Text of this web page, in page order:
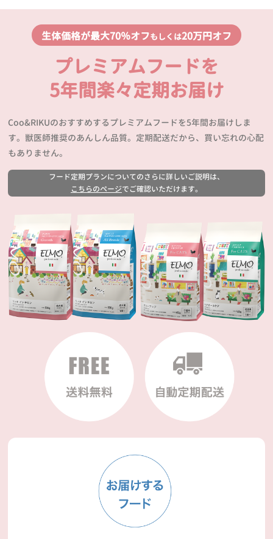
生体価格が最大70％オフもしくは20万円オフ
プレミアムフードを
5年間楽々定期お届け
Coo&RIKUのおすすめするプレミアムフードを5年間お届けしま
す。獣医師推奨のあんしん品質。定期配送だから、買い忘れの心配
もありません。
フード定期プランについてのさらに詳しいご説明は、
こちらのページでご確認いただけます。